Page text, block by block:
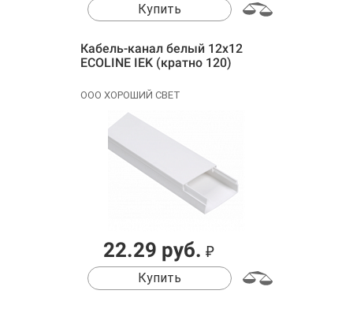
Купить
Кабель-канал белый 12х12
ECOLINE IEK (кратно 120)
ООО ХОРОШИЙ СВЕТ
22.29 руб. ₽
Купить